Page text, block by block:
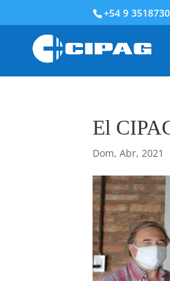
+54 9
El
Dom, Abr, 2021